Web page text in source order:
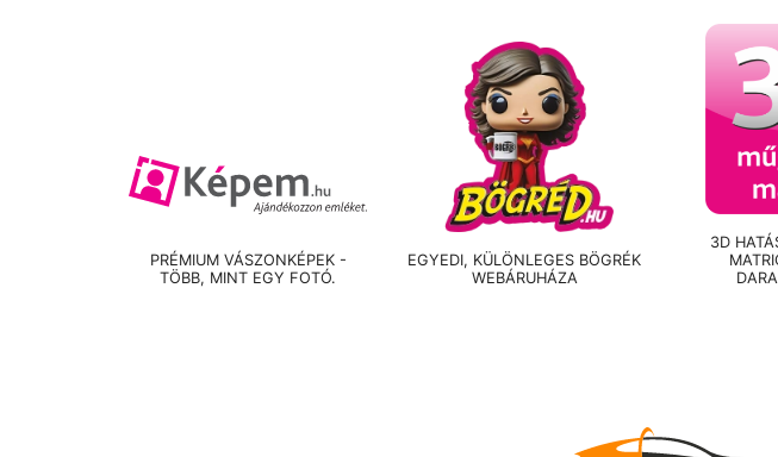
PRÉMIUM VÁSZONKÉPEK -
TÖBB, MINT EGY FOTÓ.
EGYEDI, KÜLÖNLEGES BÖGRÉK
WEBÁRUHÁZA
3D